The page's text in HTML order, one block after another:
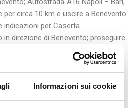
Informazioni sui cookie
per circa 10 km e uscire a Benevento
indicazioni per Caserta.
in direzione di Benevento; proseguire
Benevento ovest. Proseguire sulla
Libertà al km 255,00 della SS7
Caserta.
muoversi
è garantito dai bus della società per